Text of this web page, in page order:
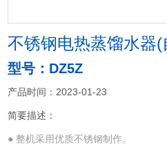
不锈钢电热蒸馏水器(
型号：DZ5Z
产品时间：2023-01-23
简要描述：
● 整机采用优质不锈钢制作。